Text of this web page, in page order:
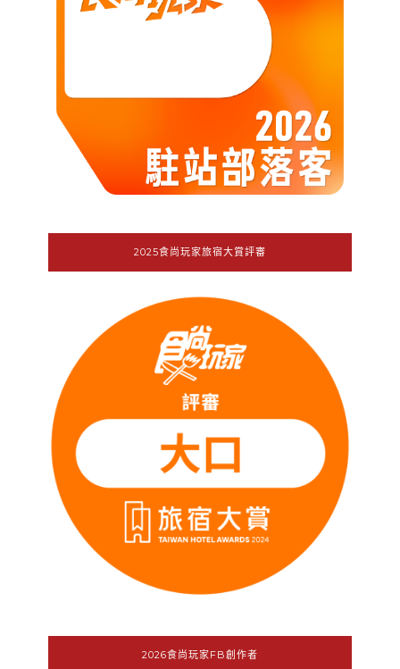
2025食尚玩家旅宿大賞評審
2026食尚玩家FB創作者